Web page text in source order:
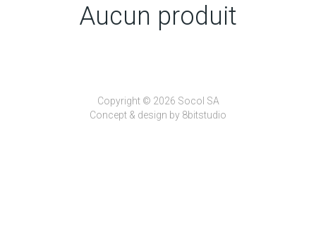
Aucun produit
Copyright © 2026 Socol SA
Concept & design by 8bitstudio